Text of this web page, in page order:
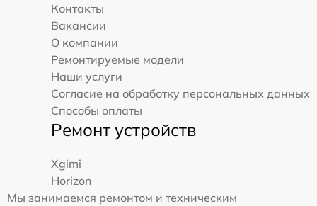
Контакты
Вакансии
О компании
Ремонтируемые модели
Наши услуги
Согласие на обработку персональных данных
Способы оплаты
Ремонт устройств
Xgimi
Horizon
Мы занимаемся ремонтом и техническим